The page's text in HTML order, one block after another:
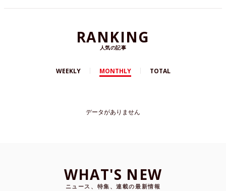
RANKING
人気の記事
WEEKLY MONTHLY TOTAL
データがありません
WHAT'S NEW
ニュース、特集、連載の最新情報